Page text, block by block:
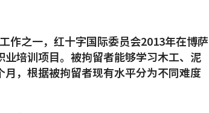
作之一，红十字国际委员会2013年在博萨
培训项目。被拘留者能够学习木工、泥
，根据被拘留者现有水平分为不同难度